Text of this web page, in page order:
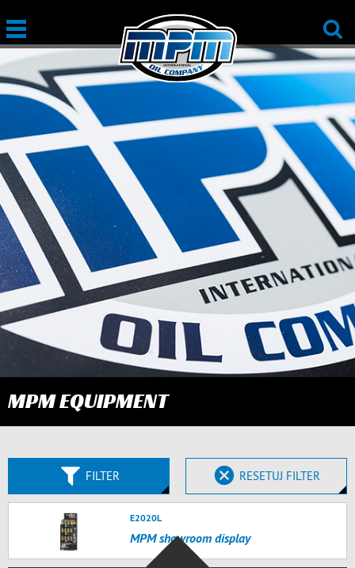
MPM EQUIPMENT
FILTER RESETUJ FILTER
E2020L
MPM showroom display